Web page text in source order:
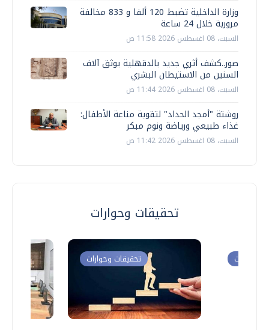
وزارة الداخلية تضبط 120 ألفا و 833 مخالفة
مرورية خلال 24 ساعة
السبت، 08 اغسطس 2026 11:58 ص
صور..كشف أثري جديد بالدقهلية يوثق آلاف
السنين من الاستيطان البشري
السبت، 08 اغسطس 2026 11:44 ص
روشتة "أمجد الحداد" لتقوية مناعة الأطفال:
غذاء طبيعي ورياضة ونوم مبكر
السبت، 08 اغسطس 2026 11:42 ص
تحقيقات وحوارات
تحقيقات وحوارات وحوارات